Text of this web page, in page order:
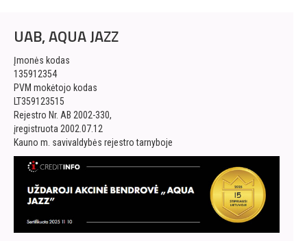
UAB, AQUA JAZZ
Įmonės kodas
135912354
PVM mokėtojo kodas
LT359123515
Rejestro Nr. AB 2002-330,
įregistruota 2002.07.12
Kauno m. savivaldybės rejestro tarnyboje